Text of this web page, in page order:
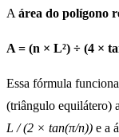
A área do polígono
A = (n × L²) ÷ (4 ×
Essa fórmula
(triângulo equilátero)
L / (2 × tan(π/n)) e a